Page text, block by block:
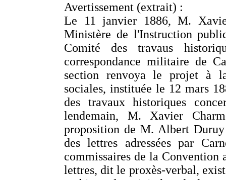
Avertissement (extrait) :
Le 11 janvier 1886, M.
Ministère de l'Instruction
Comité des travaus
correspondance militaire de
section renvoya le projet à
sociales, instituée le 12 mars
des travaux historiques
lendemain, M. Xavier
proposition de M. Albert
des lettres adressées par
commissaires de la Convention
lettres, dit le proxès-verbal,